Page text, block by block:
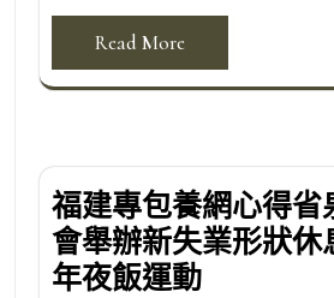
Read More
福建專包養網心得省
會舉辦新失業形狀休
年夜飯運動